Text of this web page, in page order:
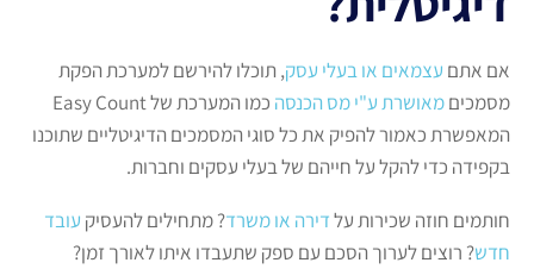
אם אתם עצמאים או בעלי עסק, תוכלו להירשם למערכת הפקת
מסמכיםמאושרת ע"י מס הכנסה
כמו המערכת של Easy Count
המאפשרת כאמור להפיק את כל סוגי המסמכים הדיגיטליים שתוכנו
בקפידה כדי להקל על חייהם של בעלי עסקים וחברות.
חותמים חוזה שכירות עלדירה או משרד? מתחילים להעסיק עובד
חדש? רוצים לערוך הסכם עם ספק שתעבדו איתו לאורך זמן?